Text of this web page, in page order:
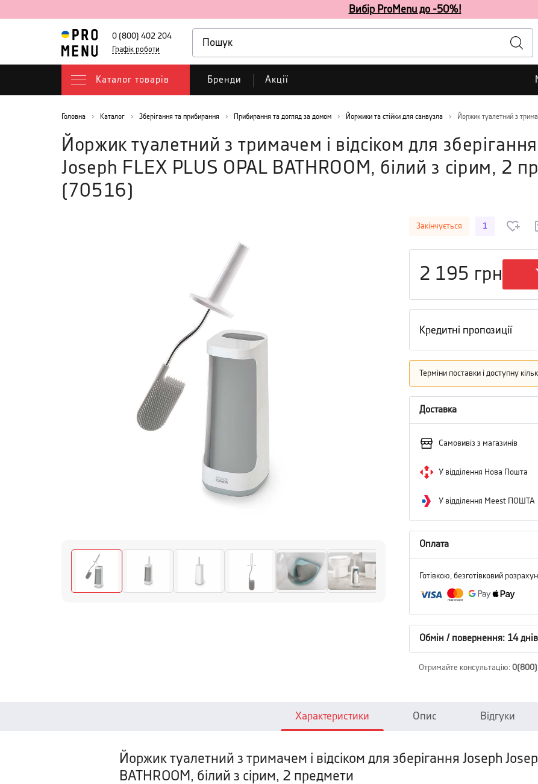
Вибір ProMenu до -50%!
0 (800) 402 204
Графік роботи
Каталог товарів Бренди Акції
Головна Каталог Зберігання та прибирання Прибирання та догляд за домом Йоржики та стійки для санвузла
Йоржик туалетний з тримачем і відсіком для
Joseph FLEX PLUS OPAL BATHROOM, білий з сірим, 2
( 70516 )
Закінчується 1
2 195 грн
Кредитні пропозиції
Терміни поставки і доступну
Доставка
Самовивіз з магазинів
У відділення Нова Пошта
У відділення Meest ПОШТА
Оплата
Готівкою, безготівковий
Обмін / повернення: 14 днів
Отримайте консультацію:
Характеристики Опис Відгуки
Йоржик туалетний з тримачем і відсіком для зберігання Joseph
BATHROOM, білий з сірим, 2 предмети